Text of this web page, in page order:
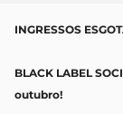
INGRESSOS
BLACK LABEL
outubro!